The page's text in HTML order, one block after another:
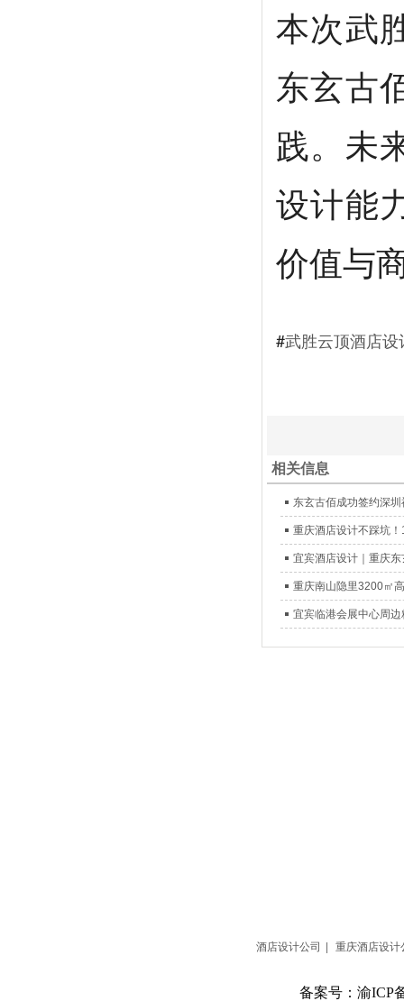
本次武
东玄古
践。未
设计能
价值与
#武胜云顶酒店设
相关信息
东玄古佰成功签约深
重庆酒店设计不踩坑
宜宾酒店设计｜重庆
重庆南山隐里3200㎡
宜宾临港会展中心周
酒店设计公司 重庆酒店设计
备案号： 渝ICP